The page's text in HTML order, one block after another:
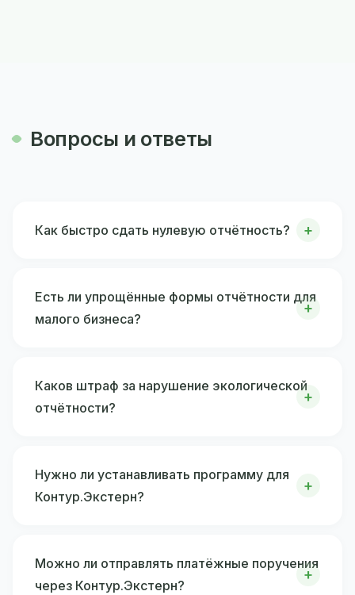
Вопросы и ответы
Как быстро сдать нулевую отчётность?
Есть ли упрощённые формы отчётности для
малого бизнеса?
Каков штраф за нарушение экологической
отчётности?
Нужно ли устанавливать программу для
Контур.Экстерн?
Можно ли отправлять платёжные поручения
через Контур.Экстерн?